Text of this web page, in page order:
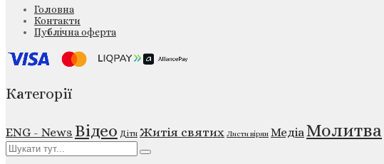
Головна
Контакти
Публічна оферта
Категорії
ENG - News Відео Діти Житія святих Листи вірян МедіаМолитва